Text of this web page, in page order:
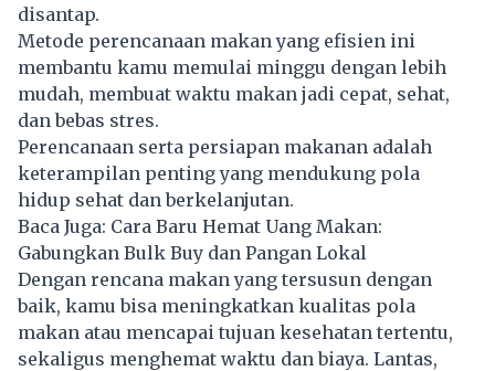
disantap.
Metode perencanaan makan yang efisien ini
membantu kamu memulai minggu dengan lebih
mudah, membuat waktu makan jadi cepat, sehat,
dan bebas stres.
Perencanaan serta persiapan makanan adalah
keterampilan penting yang mendukung pola
hidup sehat dan berkelanjutan.
Baca Juga: Cara Baru Hemat Uang Makan:
Gabungkan Bulk Buy dan Pangan Lokal
Dengan rencana makan yang tersusun dengan
baik, kamu bisa meningkatkan kualitas pola
makan atau mencapai tujuan kesehatan tertentu,
sekaligus menghemat waktu dan biaya. Lantas,